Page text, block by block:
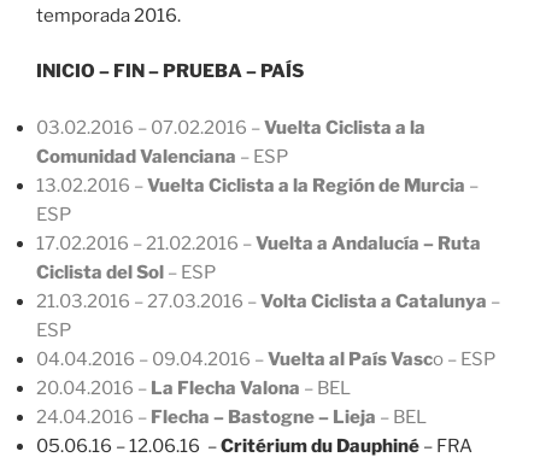
temporada 2016.
INICIO – FIN – PRUEBA – PAÍS
03.02.2016 – 07.02.2016 –Vuelta Ciclista a la
Comunidad Valenciana – ESP
13.02.2016 –Vuelta Ciclista a la Región de Murcia –
ESP
17.02.2016 – 21.02.2016 –Vuelta a Andalucía – Ruta
Ciclista del Sol – ESP
21.03.2016 – 27.03.2016 –Volta Ciclista a Catalunya –
ESP
04.04.2016 – 09.04.2016 –Vuelta al País Vasco – ESP
20.04.2016 – La Flecha Valona – BEL
24.04.2016 – Flecha – Bastogne – Lieja – BEL
05.06.16 – 12.06.16 –Critérium du Dauphiné – FRA